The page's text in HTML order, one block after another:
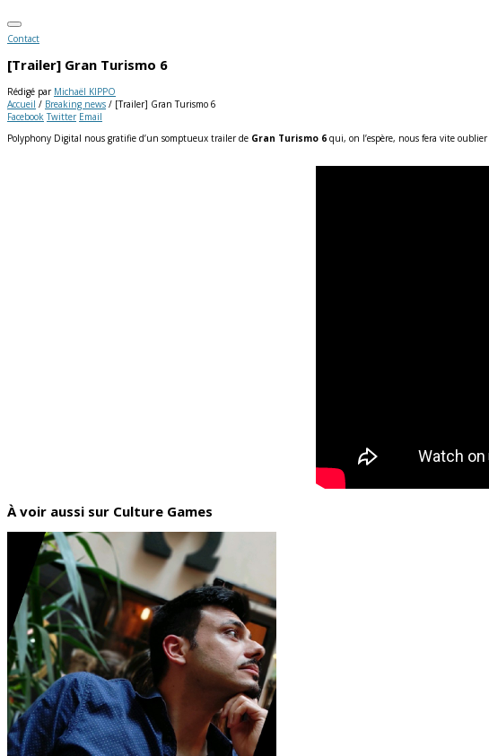
Contact
[Trailer] Gran Turismo 6
Rédigé par Michaël KIPPO
Accueil / Breaking news / [Trailer] Gran Turismo 6
Facebook Twitter Email
Polyphony Digital nous gratifie d’un somptueux trailer de Gran Turismo 6 qui, on l’espère, nous fera vite
À voir aussi sur Culture Games